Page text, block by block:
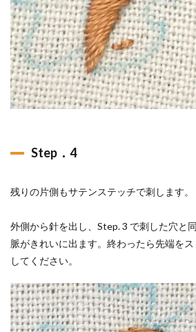
Step．4
残りの片側もサテンステッチで刺します。
外側から針を出し、Step. 3 で刺した穴と
脈がきれいに出ます。終わったら先端を
してください。